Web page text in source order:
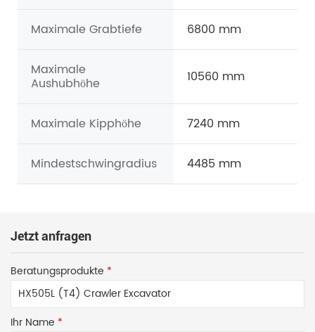
Maximale Grabtiefe 6800 mm
Maximale
Aushubhöhe 10560 mm
Maximale Kipphöhe 7240 mm
Mindestschwingradius 4485 mm
Jetzt anfragen
Beratungsprodukte *
Ihr Name *